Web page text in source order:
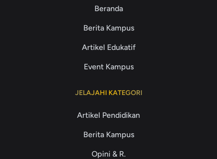
Beranda
Berita Kampus
Artikel Edukatif
Event Kampus
JELAJAHI KATEGORI
Artikel Pendidikan
Berita Kampus
Opini & R.